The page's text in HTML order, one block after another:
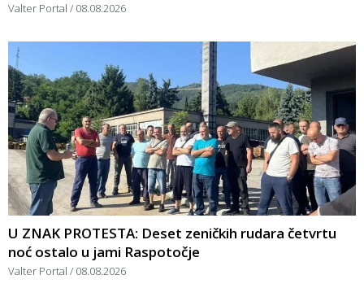
Valter Portal 08.08.2026
U ZNAK PROTESTA: Deset zeničkih rudara četvrtu
noć ostalo u jami Raspotočje
Valter Portal 08.08.2026